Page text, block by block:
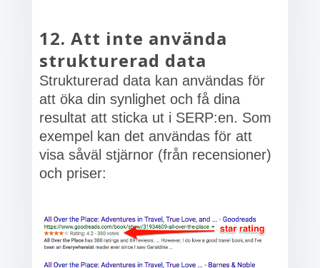
12. Att inte använda
strukturerad data
Strukturerad data kan användas för
att öka din synlighet och få dina
resultat att sticka ut i SERP:en. Som
exempel kan det användas för att
visa såväl stjärnor (från recensioner)
och priser: